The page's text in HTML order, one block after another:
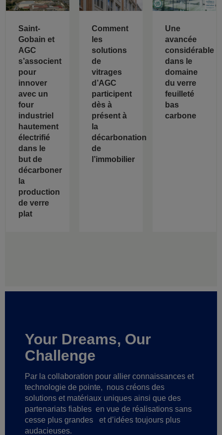
Saint-
Gobain et
AGC
s’associent
pour
innover
avec un
four
industriel
hautement
électrifié
dans le
but de
décarboner
la
production
de verre
plat
Comment
les
solutions
de
vitrages
d’AGC
participent
dès à
présent à
la
décarbonation
de
l’immobilier
Une
avancée
considérable
dans le
domaine
du verre
feuilleté
bas
carbone
Your Dreams, Our
Challenge
Par la collaboration pour allier connaissances et
technologie de pointe, nous créons des
solutions et matériaux uniques ainsi que des
partenariats fiables en vue de réalisations sans
cesse plus grandes
et d’idées toujours plus
audacieuses.